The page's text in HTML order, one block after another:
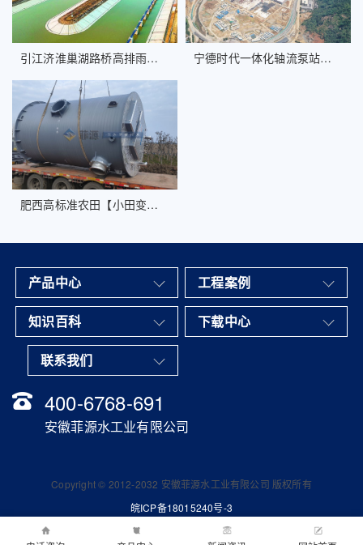
引江济淮巢湖路桥高排雨水管道截污工程FYPS-HMPP一体化泵站案例 宁德时代一体化轴流泵站施工案例
肥西高标准农田【小田变大田】一体化提升泵站项目
产品中心 工程案例
知识百科 下载中心
联系我们
400-6768-691
安徽菲源水工业有限公司
Copyright © 2012-2032 安徽菲源水工业有限公司 版权所有
皖ICP备18015240号-3
地址：安徽省合肥中侨中心A座11层